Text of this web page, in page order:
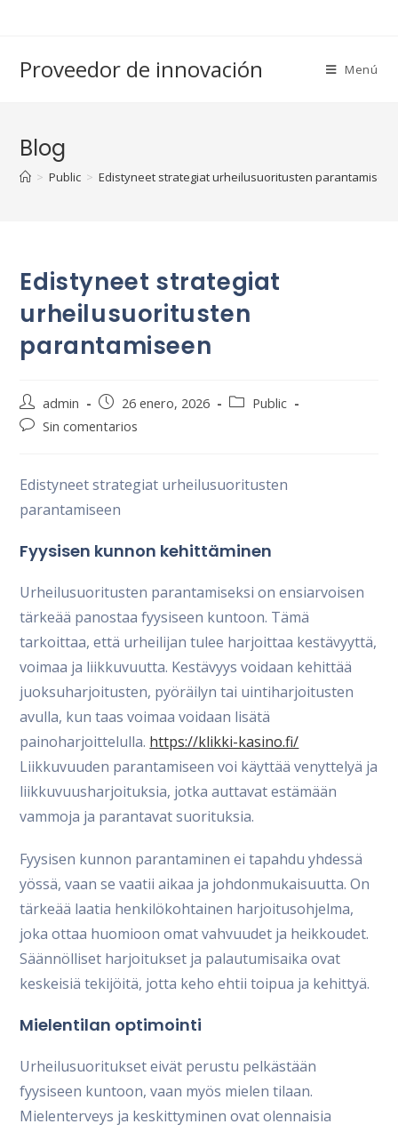
Proveedor de innovación Menú
Blog
> Public > Edistyneet strategiat urheilusuoritusten
Edistyneet strategiat
urheilusuoritusten
parantamiseen
Autor
de
admin
Publicación
de
26 enero, 2026
Categoría
Public
Comentarios
entrada:
Sin comentarios
Edistyneet strategiat urheilusuoritusten
parantamiseen
Fyysisen kunnon kehittäminen
Urheilusuoritusten parantamiseksi on ensiarvoisen
tärkeää panostaa fyysiseen kuntoon. Tämä
tarkoittaa, että urheilijan tulee harjoittaa kestävyyttä,
voimaa ja liikkuvuutta. Kestävyys voidaan kehittää
juoksuharjoitusten, pyöräilyn tai uintiharjoitusten
avulla, kun taas voimaa voidaan lisätä
painoharjoittelulla. https://klikki-kasino.fi/
Liikkuvuuden parantamiseen voi käyttää venyttelyä ja
liikkuvuusharjoituksia, jotka auttavat estämään
vammoja ja parantavat suorituksia.
Fyysisen kunnon parantaminen ei tapahdu yhdessä
yössä, vaan se vaatii aikaa ja johdonmukaisuutta. On
tärkeää laatia henkilökohtainen harjoitusohjelma,
joka ottaa huomioon omat vahvuudet ja heikkoudet.
Säännölliset harjoitukset ja palautumisaika ovat
keskeisiä tekijöitä, jotta keho ehtii toipua ja kehittyä.
Mielentilan optimointi
Urheilusuoritukset eivät perustu pelkästään
fyysiseen kuntoon, vaan myös mielen tilaan.
Mielenterveys ja keskittyminen ovat olennaisia